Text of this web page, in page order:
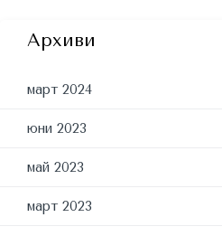
Архиви
март 2024
юни 2023
май 2023
март 2023